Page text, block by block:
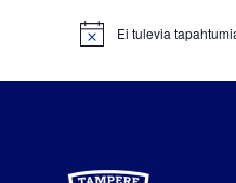
Notice Ei tulevia